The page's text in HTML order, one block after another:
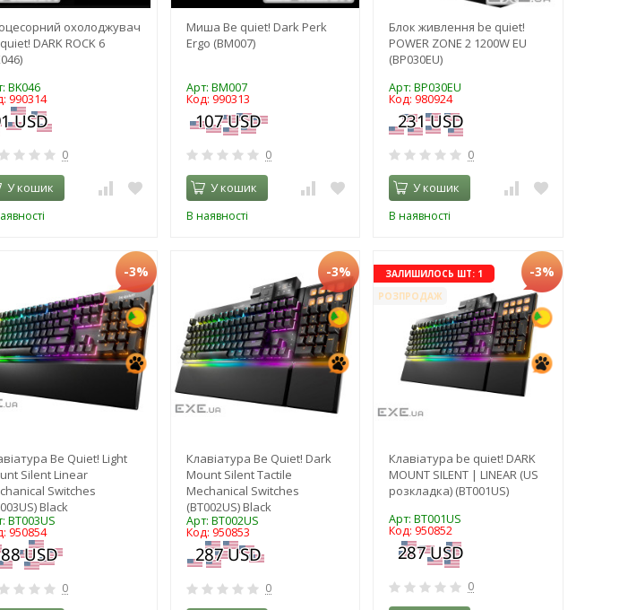
охолоджувач
DARK ROCK 6
BK046
990314
0
У кошик
Миша Be quiet! Dark Perk
Ergo (BM007)
Арт: BM007
Код: 990313
0
У кошик
В наявності
Блок живлення be quiet!
POWER ZONE 2 1200W EU
(BP030EU)
Арт: BP030EU
Код: 980924
0
У кошик
В наявності
-3%
Be Quiet! Light
Silent Linear
Switches
Black
BT003US
950854
0
-3%
Клавіатура Be Quiet! Dark
Mount Silent Tactile
Mechanical Switches
(BT002US) Black
Арт: BT002US
Код: 950853
0
ЗАЛИШИЛОСЬ ШТ: 1
РОЗПРОДАЖ
-3%
Клавіатура be quiet! DARK
MOUNT SILENT | LINEAR (US
розкладка) (BT001US)
Арт: BT001US
Код: 950852
0